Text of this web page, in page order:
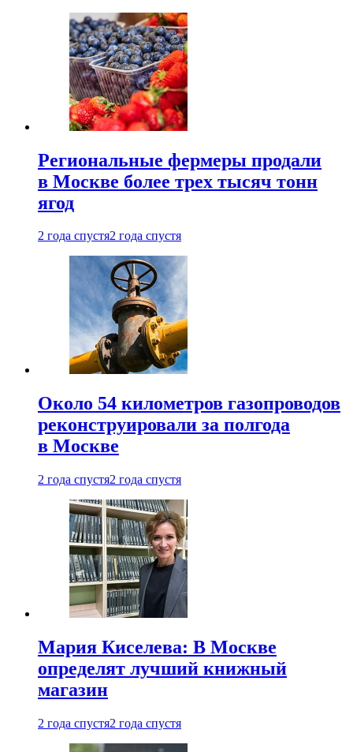
Региональные фермеры продали
в Москве более трех тысяч тонн
ягод
2 года спустя2 года спустя
Около 54 километров газопроводов
реконструировали за полгода
в Москве
2 года спустя2 года спустя
Мария Киселева: В Москве
определят лучший книжный
магазин
2 года спустя2 года спустя